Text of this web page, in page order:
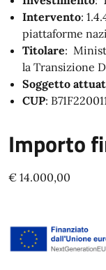
Intervento:
piattaforme
Titolare:
la Transizione
Soggetto
CUP:
Importo
€ 14.000,00